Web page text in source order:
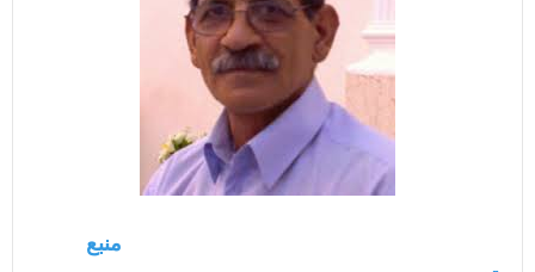
منبع